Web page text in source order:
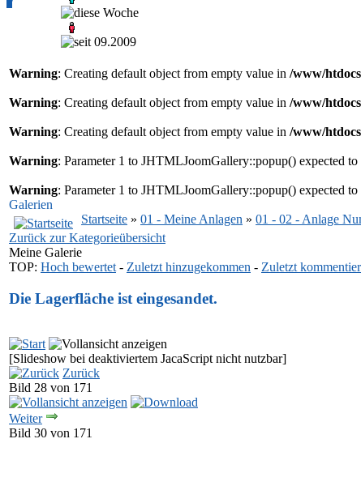
Warning: Creating default object from empty value in /www/
Warning: Creating default object from empty value in /www/
Warning: Creating default object from empty value in /www/
Warning: Parameter 1 to JHTMLJoomGallery::popup() expected
Warning: Parameter 1 to JHTMLJoomGallery::popup() expected
Galerien
Startseite » 01 - Meine Anlagen » 01 - 02 - Anlage
Zurück zur Kategorieübersicht
Meine Galerie
TOP: Hoch bewertet - Zuletzt hinzugekommen - Zuletzt
Die Lagerfläche ist eingesandet.
[Slideshow bei deaktiviertem JacaScript nicht nutzbar]
Zurück
Bild 28 von 171
Weiter
Bild 30 von 171